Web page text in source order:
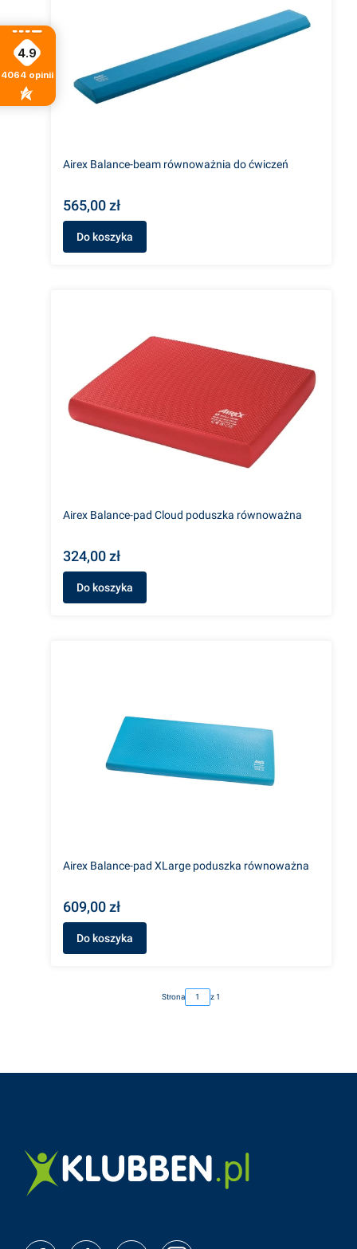
Airex Balance-beam równoważnia do ćwiczeń
565,00 zł
Do koszyka
Airex Balance-pad Cloud poduszka równoważna
324,00 zł
Do koszyka
Airex Balance-pad XLarge poduszka równoważna
609,00 zł
Do koszyka
Strona z 1
4.9
4064 opinii